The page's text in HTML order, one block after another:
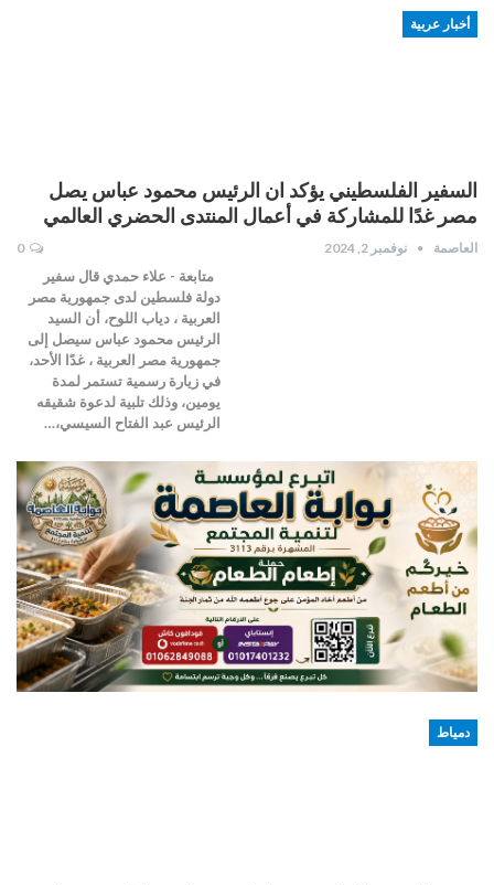
أخبار عربية
السفير الفلسطيني يؤكد ان الرئيس محمود عباس يصل
مصر غدًا للمشاركة في أعمال المنتدى الحضري العالمي
العاصمة نوفمبر 2, 2024 0
متابعة - علاء حمدي قال سفير
دولة فلسطين لدى جمهورية مصر
العربية ، دياب اللوح، أن السيد
الرئيس محمود عباس سيصل إلى
جمهورية مصر العربية ، غدًا الأحد،
في زيارة رسمية تستمر لمدة
يومين، وذلك تلبية لدعوة شقيقه
الرئيس عبد الفتاح السيسي،…
دمياط